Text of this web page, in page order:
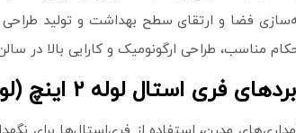
مناسب، طراحی ارگونومیک و کارایی بالا در
فری استال لوله 2 اینچ (لوله6) 200